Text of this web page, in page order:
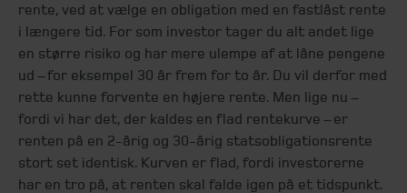
rente, ved at vælge en obligation med en fastlåst rente
i længere tid. For som investor tager du alt andet lige
en større risiko og har mere ulempe af at låne pengene
ud – for eksempel 30 år frem for to år. Du vil derfor med
rette kunne forvente en højere rente. Men lige nu –
fordi vi har det, der kaldes en flad rentekurve – er
renten på en 2-årig og 30-årig statsobligationsrente
stort set identisk. Kurven er flad, fordi investorerne
har en tro på, at renten skal falde igen på et tidspunkt.